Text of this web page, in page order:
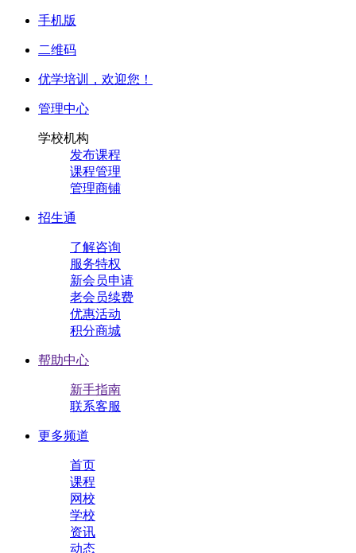
手机版
二维码
优学培训， 欢迎您！
管理中心
学校机构
发布课程
课程管理
管理商铺
招生通
了解咨询
服务特权
新会员申请
老会员续费
优惠活动
积分商城
帮助中心
新手指南
联系客服
更多频道
首页
课程
网校
学校
资讯
动态